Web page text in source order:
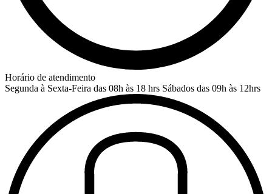
Horário de atendimento
Segunda à Sexta-Feira das 08h às 18 hrs Sábados das 09h às 12hrs